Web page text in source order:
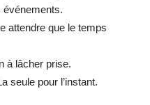
événements.
attendre que le temps
à lâcher prise.
seule pour l’instant.